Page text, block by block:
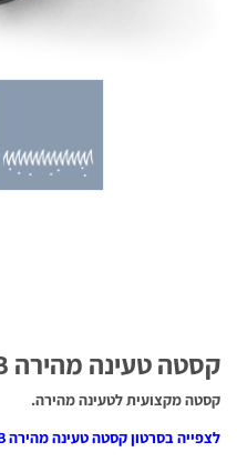
קסטה טעינה מהירה R25B
קסטה מקצועית לטעינה מהירה.
לצפייה בסרטון קסטה טעינה מהירה R25B